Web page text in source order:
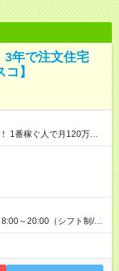
年で注文住宅
】
1番稼ぐ人で月120万ほ
1日150個配達×25日勤務
～20:00（シフト制/実
週4も有り） ※配達状況に
により多少の前後あり